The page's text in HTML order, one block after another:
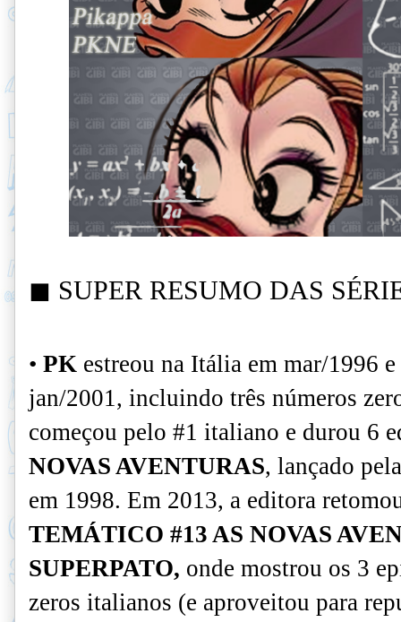
◼ SUPER RESUMO DAS
• PK estreou na Itália em mar/1996
jan/2001, incluindo três números
começou pelo #1 italiano e durou 6
NOVAS AVENTURAS, lançado
em 1998. Em 2013, a editora
TEMÁTICO #13 AS NOVAS
SUPERPATO, onde mostrou os 3
zeros italianos (e aproveitou para